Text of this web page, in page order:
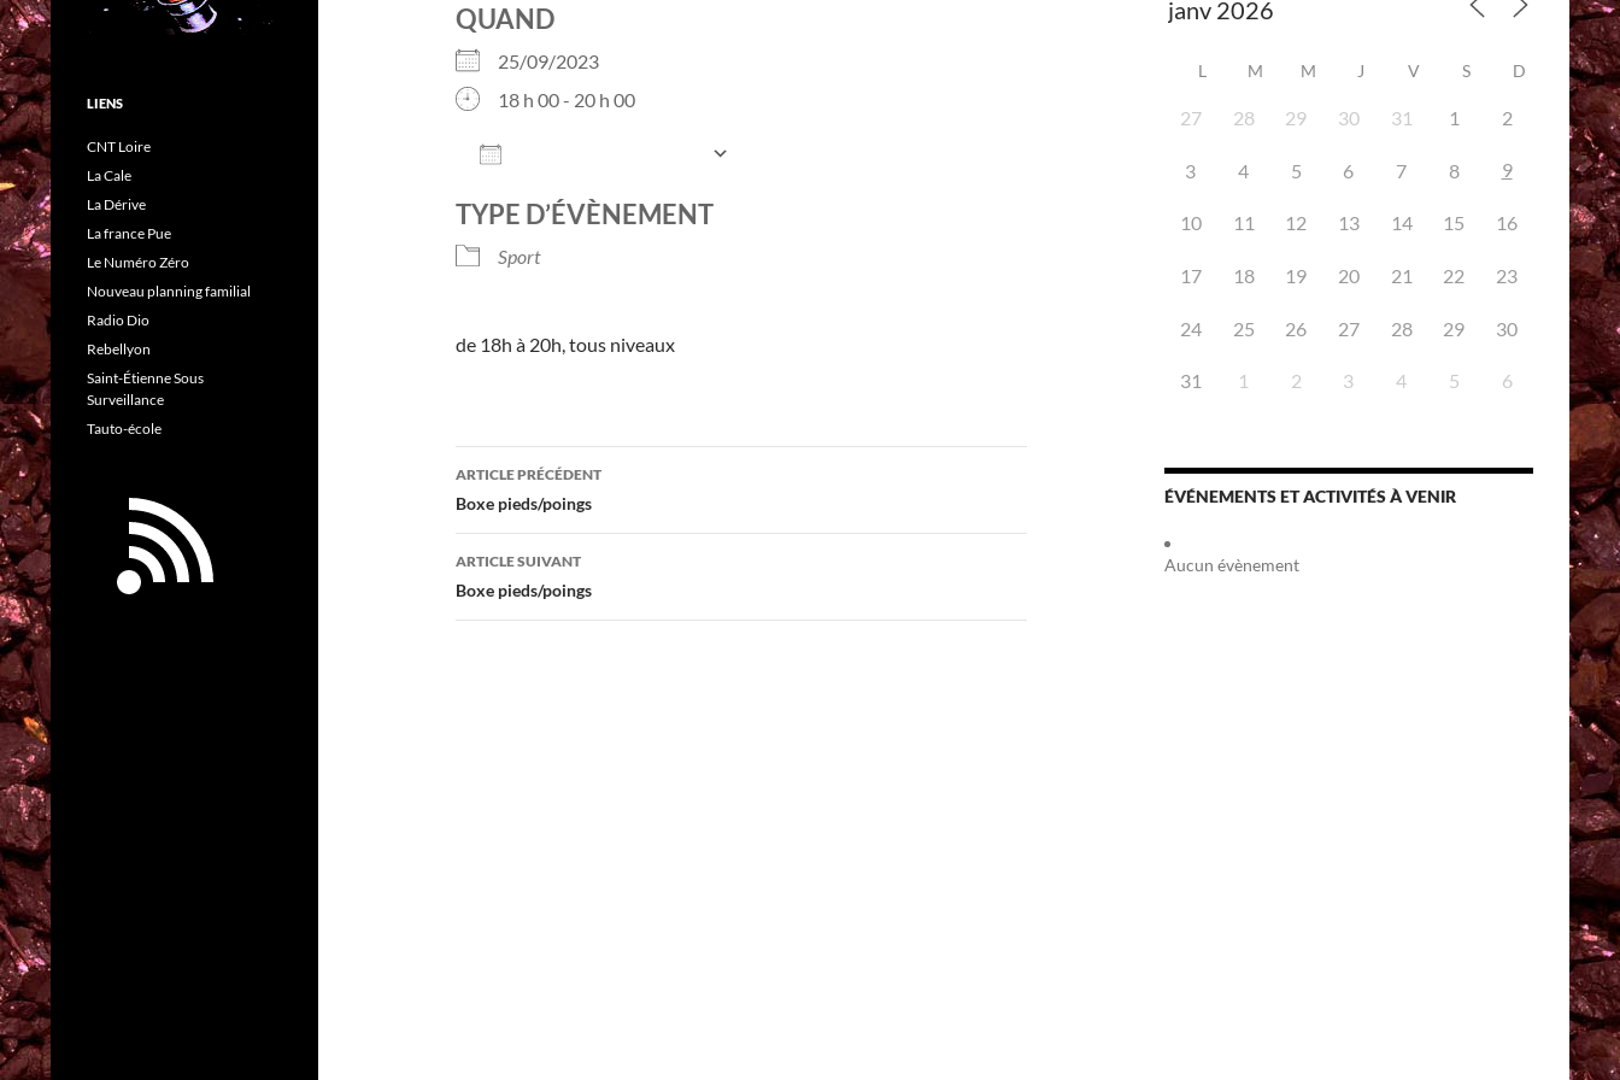
QUAND
25/09/2023
18 h 00 - 20 h 00
Office 365
TYPE D’ÉVÈNEMENT
Sport
de 18h à 20h, tous niveaux
Navigation
des
articles
ARTICLE PRÉCÉDENT
Boxe pieds/poings
ARTICLE SUIVANT
Boxe pieds/poings
L M M J V S D
27 28 29 30 31 1 2
3 4 5 6 7 8 9
10 11 12 13 14 15 16
17 18 19 20 21 22 23
24 25 26 27 28 29 30
31 1 2 3 4 5 6
ÉVÉNEMENTS ET ACTIVITÉS À VENIR
Aucun évènement
LIENS
CNT Loire
La Cale
La Dérive
La france Pue
Le Numéro Zéro
Nouveau planning familial
Radio Dio
Rebellyon
Saint-Étienne Sous
Surveillance
Tauto-école